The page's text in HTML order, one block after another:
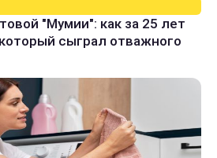
"Мумии": как за 25 лет
сыграл отважного